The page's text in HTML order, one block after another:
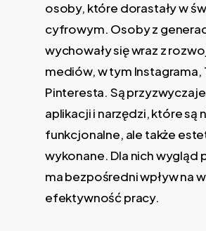
osoby, które dorastały w
cyfrowym. Osoby z
wychowały się wraz z
mediów, w tym Instagrama,
Pinteresta. Są
aplikacji i narzędzi, które są
funkcjonalne, ale także
wykonane. Dla nich wygląd
ma bezpośredni wpływ na
efektywność pracy.